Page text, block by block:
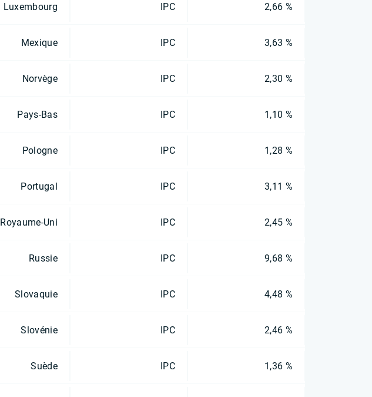
Luxembourg IPC 2,66 %
Mexique IPC 3,63 %
Norvège IPC 2,30 %
Pays-Bas IPC 1,10 %
Pologne IPC 1,28 %
Portugal IPC 3,11 %
Royaume-Uni IPC 2,45 %
Russie IPC 9,68 %
Slovaquie IPC 4,48 %
Slovénie IPC 2,46 %
Suède IPC 1,36 %